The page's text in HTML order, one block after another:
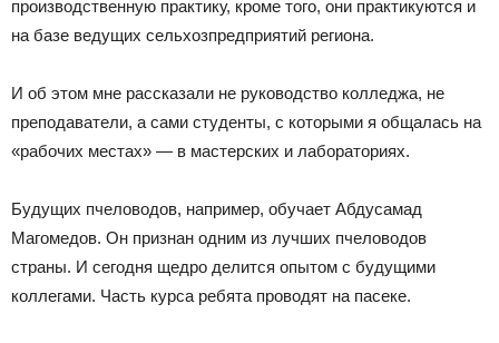
производственную практику, кроме того, они практикуются и
на базе ведущих сельхозпредприятий региона.
И об этом мне рассказали не руководство колледжа, не
преподаватели, а сами студенты, с которыми я общалась на
«рабочих местах» — в мастерских и лабораториях.
Будущих пчеловодов, например, обучает Абдусамад
Магомедов. Он признан одним из лучших пчеловодов
страны. И сегодня щедро делится опытом с будущими
коллегами. Часть курса ребята проводят на пасеке.